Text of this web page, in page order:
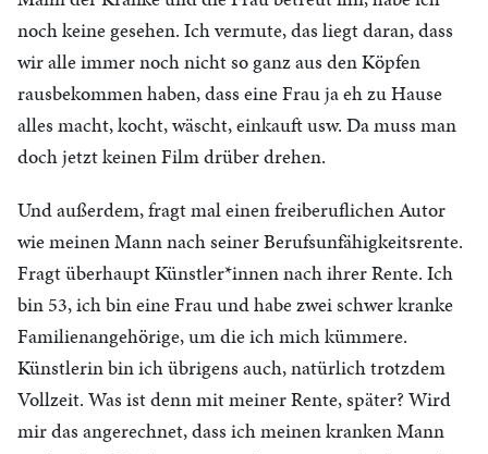
noch keine gesehen. Ich vermute, das liegt daran, dass
wir alle immer noch nicht so ganz aus den Köpfen
rausbekommen haben, dass eine Frau ja eh zu Hause
alles macht, kocht, wäscht, einkauft usw. Da muss man
doch jetzt keinen Film drüber drehen.
Und außerdem, fragt mal einen freiberuflichen Autor
wie meinen Mann nach seiner Berufsunfähigkeitsrente.
Fragt überhaupt Künstler*innen nach ihrer Rente. Ich
bin 53, ich bin eine Frau und habe zwei schwer kranke
Familienangehörige, um die ich mich kümmere.
Künstlerin bin ich übrigens auch, natürlich trotzdem
Vollzeit. Was ist denn mit meiner Rente, später? Wird
mir das angerechnet, dass ich meinen kranken Mann